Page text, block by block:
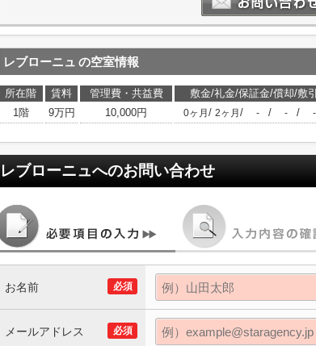
レブローニュ の空室情報
所在階 賃料 管理費・共益費 敷金/礼金/保証金/償却/敷引
1階
9万円 10,000円 0ヶ月 / 2ヶ月 / - / - / -
レブローニュへのお問い合わせ
必須
お名前
必須
メールアドレス